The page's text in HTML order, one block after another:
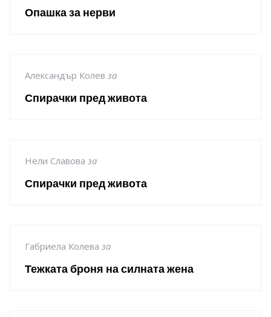
Опашка за нерви
Александър Колев за
Спирачки пред живота
Нели Славова за
Спирачки пред живота
Габриела Колева за
Тежката броня на силната жена